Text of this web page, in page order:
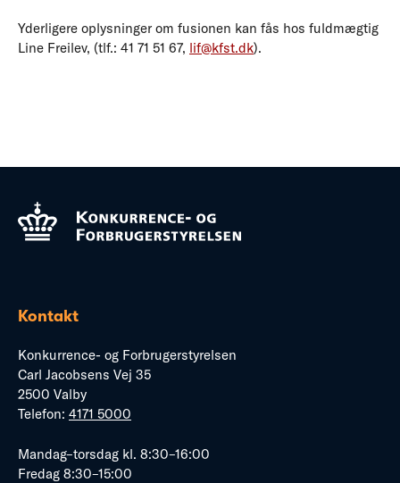
Yderligere oplysninger om fusionen kan fås hos fuldmægtig
Line Freilev, (tlf.: 41 71 51 67, lif@kfst.dk).
Kontakt
Konkurrence- og Forbrugerstyrelsen
Carl Jacobsens Vej 35
2500 Valby
Telefon: 4171 5000
Mandag–torsdag kl. 8:30–16:00
Fredag 8:30–15:00